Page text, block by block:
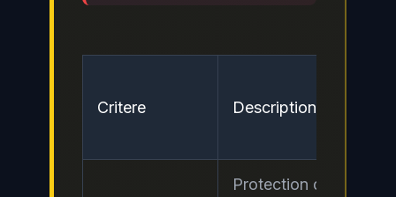
Critere Description
Protection des